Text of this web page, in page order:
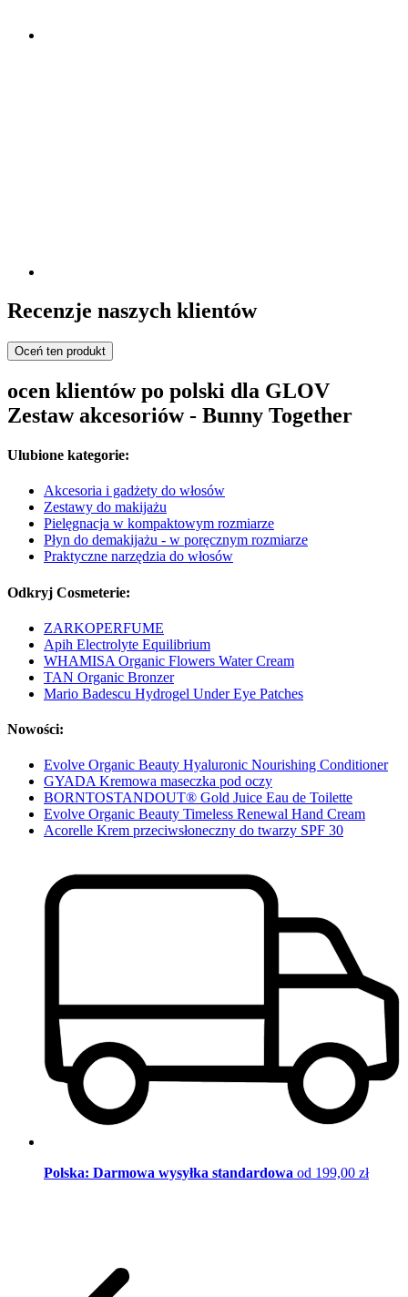
Recenzje naszych klientów
Oceń ten produkt
ocen klientów po polski dla GLOV
Zestaw akcesoriów - Bunny Together
Ulubione kategorie:
Akcesoria i gadżety do włosów
Zestawy do makijażu
Pielęgnacja w kompaktowym rozmiarze
Płyn do demakijażu - w poręcznym rozmiarze
Praktyczne narzędzia do włosów
Odkryj Cosmeterie:
ZARKOPERFUME
Apih Electrolyte Equilibrium
WHAMISA Organic Flowers Water Cream
TAN Organic Bronzer
Mario Badescu Hydrogel Under Eye Patches
Nowości:
Evolve Organic Beauty Hyaluronic Nourishing Conditioner
GYADA Kremowa maseczka pod oczy
BORNTOSTANDOUT® Gold Juice Eau de Toilette
Evolve Organic Beauty Timeless Renewal Hand Cream
Acorelle Krem przeciwsłoneczny do twarzy SPF 30
Polska: Darmowa wysyłka standardowa od 199,00 zł